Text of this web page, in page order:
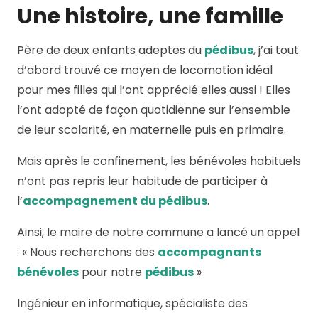
Une histoire, une famille
Père de deux enfants adeptes du pédibus, j’ai tout
d’abord trouvé ce moyen de locomotion idéal
pour mes filles qui l’ont apprécié elles aussi ! Elles
l’ont adopté de façon quotidienne sur l’ensemble
de leur scolarité, en maternelle puis en primaire.
Mais après le confinement, les bénévoles habituels
n’ont pas repris leur habitude de participer à
l’accompagnement du pédibus.
Ainsi, le maire de notre commune a lancé un appel
: « Nous recherchons des accompagnants
bénévoles pour notre pédibus »
Ingénieur en informatique, spécialiste des